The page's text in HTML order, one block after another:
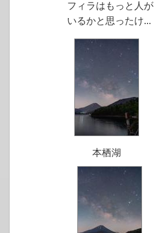
フィラはもっと人が
いるかと思ったけ...
本栖湖